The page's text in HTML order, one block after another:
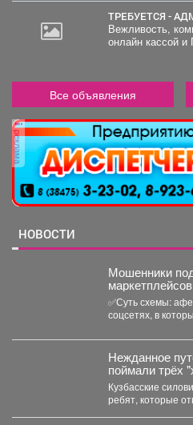
ТРЕБУЕТСЯ -
Вежливость,
онлайн кассой
Все объявления
реклама
НОВОСТИ
‍Мошенники
которых
✅Суть схемы:
соцсетях, в
Нежданное
поймали трёх
Кузбасские
ребят, которые